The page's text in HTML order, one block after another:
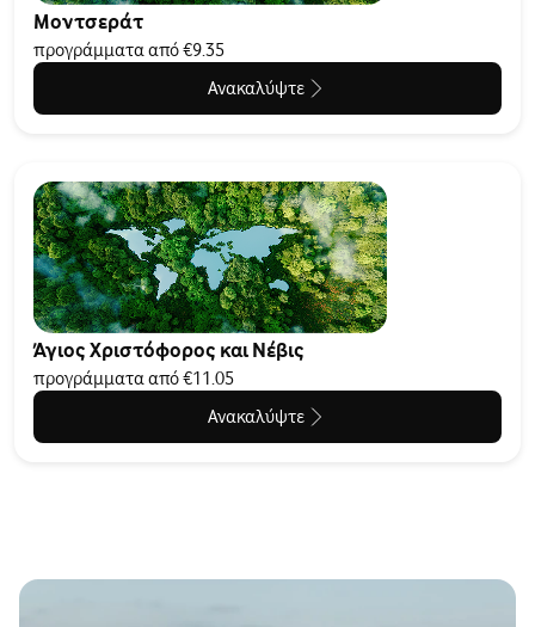
Μοντσεράτ
προγράμματα από €9.35
Ανακαλύψτε
Άγιος Χριστόφορος και Νέβις
προγράμματα από €11.05
Ανακαλύψτε